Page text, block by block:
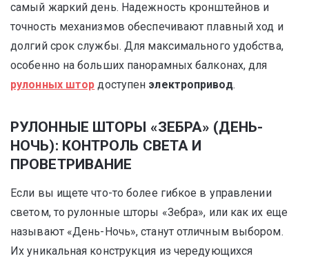
самый жаркий день. Надежность кронштейнов и
точность механизмов обеспечивают плавный ход и
долгий срок службы. Для максимального удобства,
особенно на больших панорамных балконах, для
рулонных штор доступен электропривод.
РУЛОННЫЕ ШТОРЫ «ЗЕБРА» (ДЕНЬ-
НОЧЬ): КОНТРОЛЬ СВЕТА И
ПРОВЕТРИВАНИЕ
Если вы ищете что-то более гибкое в управлении
светом, то рулонные шторы «Зебра», или как их еще
называют «День-Ночь», станут отличным выбором.
Их уникальная конструкция из чередующихся